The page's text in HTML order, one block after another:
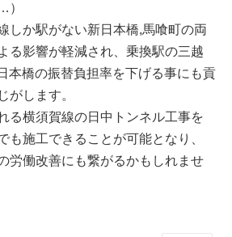
）
しか駅がない新日本橋,馬喰町の両
る影響が軽減され、乗換駅の三越
本橋の振替負担率を下げる事にも貢
がします。
る横須賀線の日中トンネル工事を
も施工できることが可能となり、
労働改善にも繋がるかもしれませ